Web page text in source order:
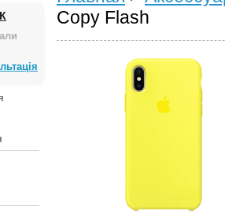
Copy Flash